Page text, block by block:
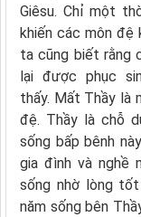
Giêsu. Chỉ một
khiến các môn đệ
ta cũng biết rằng
lại được phục
thấy. Mất Thầy là
đệ. Thầy là chỗ
sống bấp bênh
gia đình và nghề
sống nhờ lòng tốt
năm sống bên